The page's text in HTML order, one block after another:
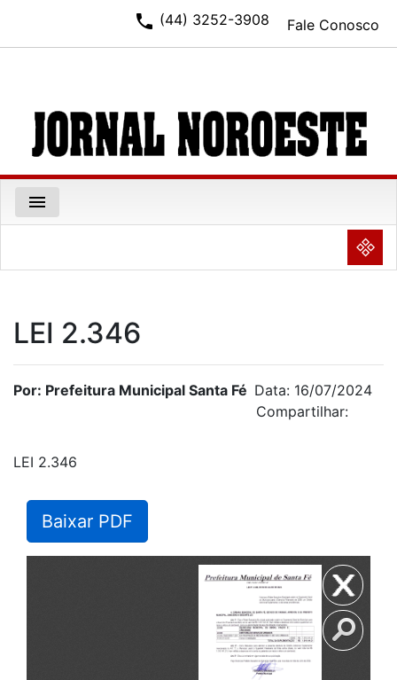
Fale Conosco
phone (44) 3252-3908
menu
NULL
LEI 2.346
Por: Prefeitura Municipal Santa Fé Data: 16/07/2024
Compartilhar:
LEI 2.346
Baixar PDF